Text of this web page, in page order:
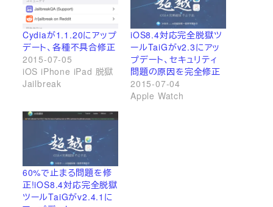
Cydiaが1.1.20にアップ
デート、各種不具合修正
2015-07-05
iOS iPhone iPad 脱獄
Jailbreak
iOS8.4対応完全脱獄ツ
ールTaiGがv2.3にアッ
プデート、セキュリティ
問題の原因を完全修正
2015-07-04
Apple Watch
60%で止まる問題を修
正!iOS8.4対応完全脱獄
ツールTaiGがv2.4.1に